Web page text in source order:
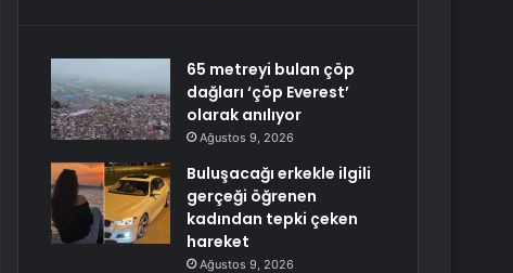
65 metreyi bulan çöp
dağları ‘çöp Everest’
olarak anılıyor
Ağustos 9, 2026
Buluşacağı erkekle ilgili
gerçeği öğrenen
kadından tepki çeken
hareket
Ağustos 9, 2026